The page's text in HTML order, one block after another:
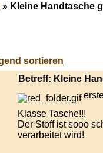
» Kleine Handtasche
Betreff: Kleine
Klasse Tasche!!!
Der Stoff ist sooo
verarbeitet wird!